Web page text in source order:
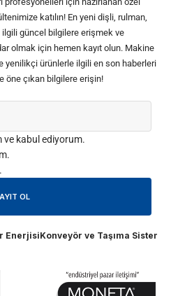
katılın! En yeni dişli, rulman,
güncel bilgilere erişmek ve
olmak için hemen kayıt olun. Makine
yenilikçi ürünlerle ilgili en son haberleri
öne çıkan bilgilere erişin!
ve kabul ediyorum.
EnerjisiKonveyör ve Taşıma